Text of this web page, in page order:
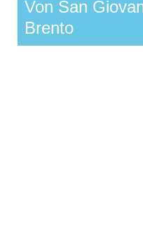
Von San
Brento